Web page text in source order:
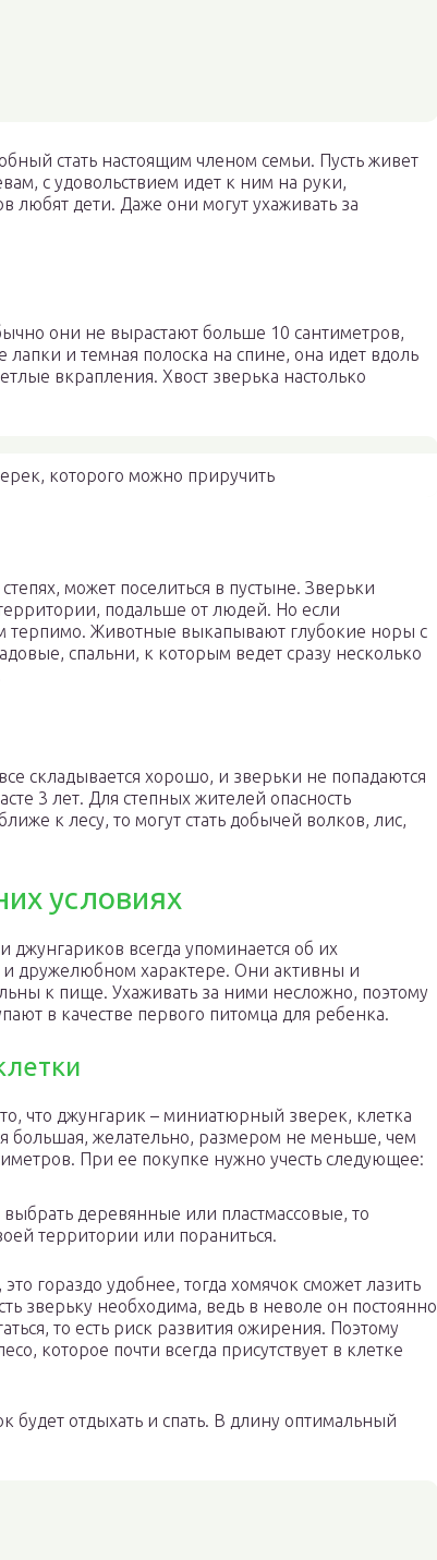
стать настоящим членом семьи. Пусть живет
с удовольствием идет к ним на руки,
любят дети. Даже они могут ухаживать за
они не вырастают больше 10 сантиметров,
и темная полоска на спине, она идет вдоль
вкрапления. Хвост зверька настолько
которого можно приручить
может поселиться в пустыне. Зверьки
подальше от людей. Но если
терпимо. Животные выкапывают глубокие норы с
спальни, к которым ведет сразу несколько
складывается хорошо, и зверьки не попадаются
3 лет. Для степных жителей опасность
к лесу, то могут стать добычей волков, лис,
условиях
джунгариков всегда упоминается об их
и дружелюбном характере. Они активны и
к пище. Ухаживать за ними несложно, поэтому
в качестве первого питомца для ребенка.
что джунгарик – миниатюрный зверек, клетка
большая, желательно, размером не меньше, чем
При ее покупке нужно учесть следующее:
деревянные или пластмассовые, то
территории или пораниться.
гораздо удобнее, тогда хомячок сможет лазить
зверьку необходима, ведь в неволе он постоянно
то есть риск развития ожирения. Поэтому
которое почти всегда присутствует в клетке
будет отдыхать и спать. В длину оптимальный